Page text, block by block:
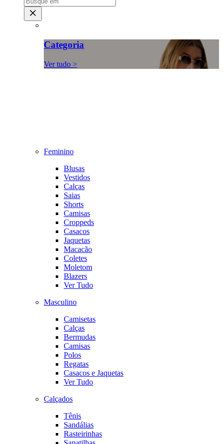
Categoria
Ver tudo >
Feminino
Blusas
Vestidos
Calças
Saias
Shorts
Camisas
Croppeds
Casacos
Jaquetas
Macacão
Coletes
Moletom
Blazers
Ver Tudo
Masculino
Camisetas
Calças
Bermudas
Camisas
Polos
Regatas
Casacos e Jaquetas
Ver Tudo
Calçados
Tênis
Sandálias
Rasteirinhas